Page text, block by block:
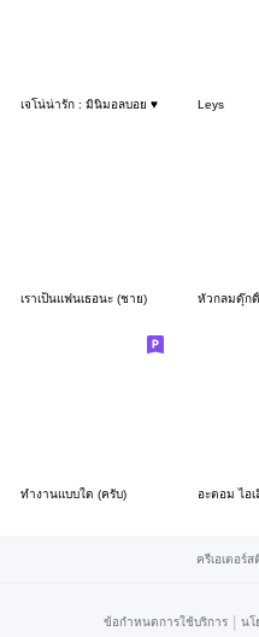
เจโน่น่ารัก : มินิมอลบอย ♥️ Leys
เราเป็นแฟนเธอนะ (ชาย)
ทำงานแบบใด (ครับ) อะตอม ไอ
ครีเอเตอร์
ข้อกำหนดการใช้บริการ | นโ